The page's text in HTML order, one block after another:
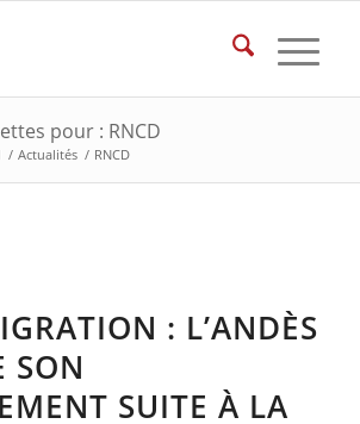
pour : RNCD
/ Actualités / RNCD
: L’ANDÈS
SON
SUITE À LA